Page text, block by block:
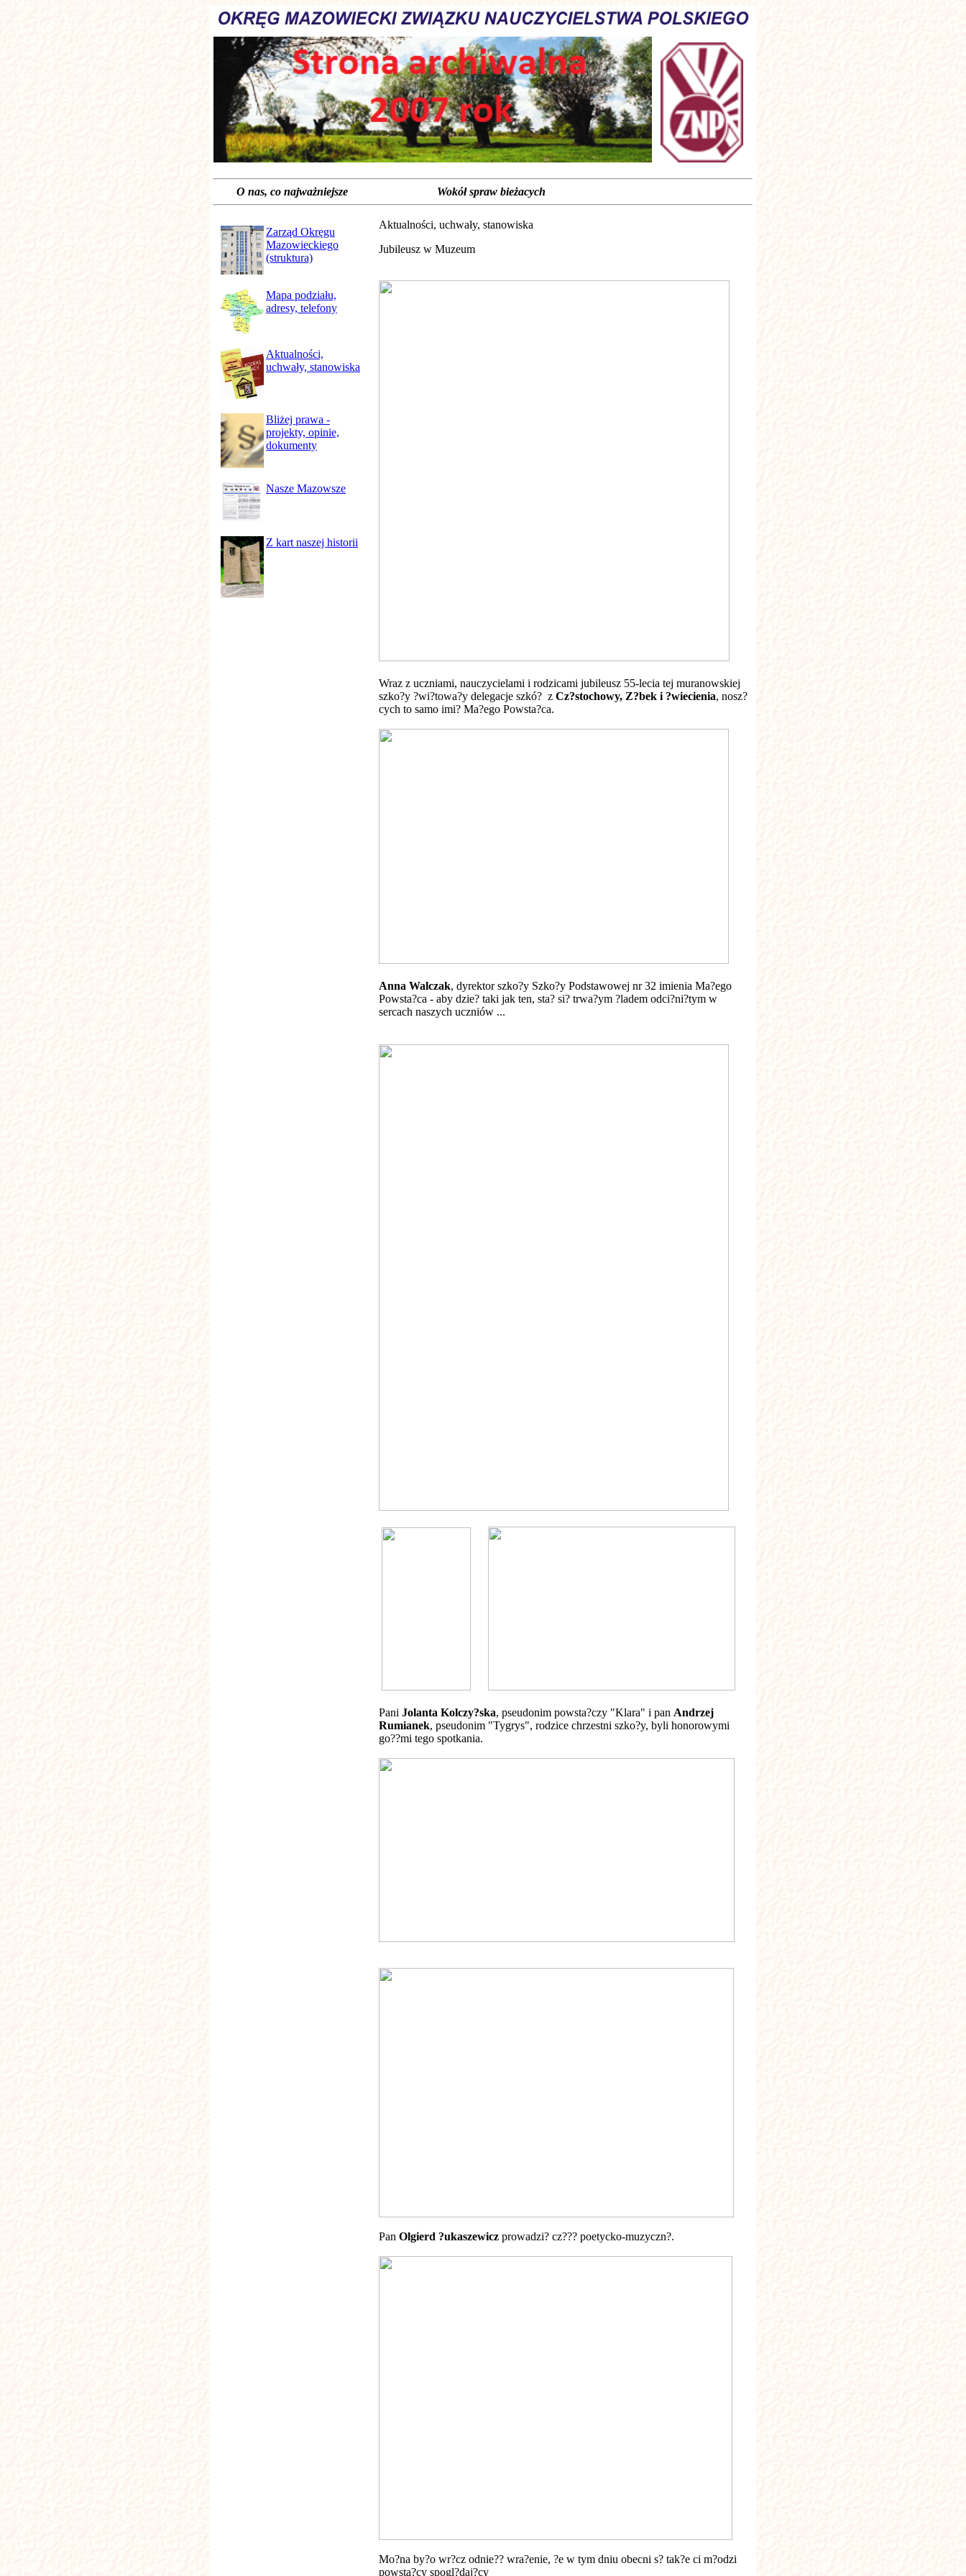
O nas, co najważniejsze Wokół spraw bieżacych
Zarząd Okręgu
Mazowieckiego
(struktura)
Mapa podziału,
adresy, telefony
Aktualności,
uchwały, stanowiska
Bliżej prawa -
projekty, opinie,
dokumenty
Nasze Mazowsze
Z kart naszej historii
Aktualności, uchwały, stanowiska
Jubileusz w Muzeum
Wraz z uczniami, nauczycielami i rodzicami jubileusz 55-lecia tej muranowskiej
szko?y ?wi?towa?y delegacje szkó? z Cz?stochowy, Z?bek i ?wiecienia, nosz?
cych to samo imi? Ma?ego Powsta?ca.
Anna Walczak, dyrektor szko?y Szko?y Podstawowej nr 32 imienia Ma?ego
Powsta?ca - aby dzie? taki jak ten, sta? si? trwa?ym ?ladem odci?ni?tym w
sercach naszych uczniów ...
Pani Jolanta Kolczy?ska, pseudonim powsta?czy "Klara" i pan Andrzej
Rumianek, pseudonim "Tygrys", rodzice chrzestni szko?y, byli honorowymi
go??mi tego spotkania.
Pan Olgierd ?ukaszewicz prowadzi? cz??? poetycko-muzyczn?.
Mo?na by?o wr?cz odnie?? wra?enie, ?e w tym dniu obecni s? tak?e ci m?odzi
powsta?cy spogl?daj?cy